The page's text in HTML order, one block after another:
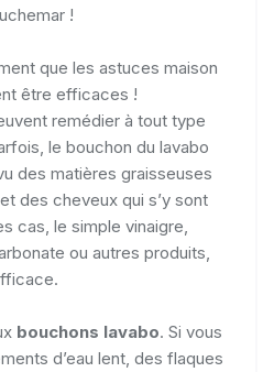
!
que les astuces maison
être efficaces !
remédier à tout type
le bouchon du lavabo
des matières graisseuses
des cheveux qui s’y sont
cas, le simple vinaigre,
ou autres produits,
bouchons lavabo. Si vous
d’eau lent, des flaques